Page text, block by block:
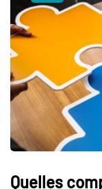
Quelles